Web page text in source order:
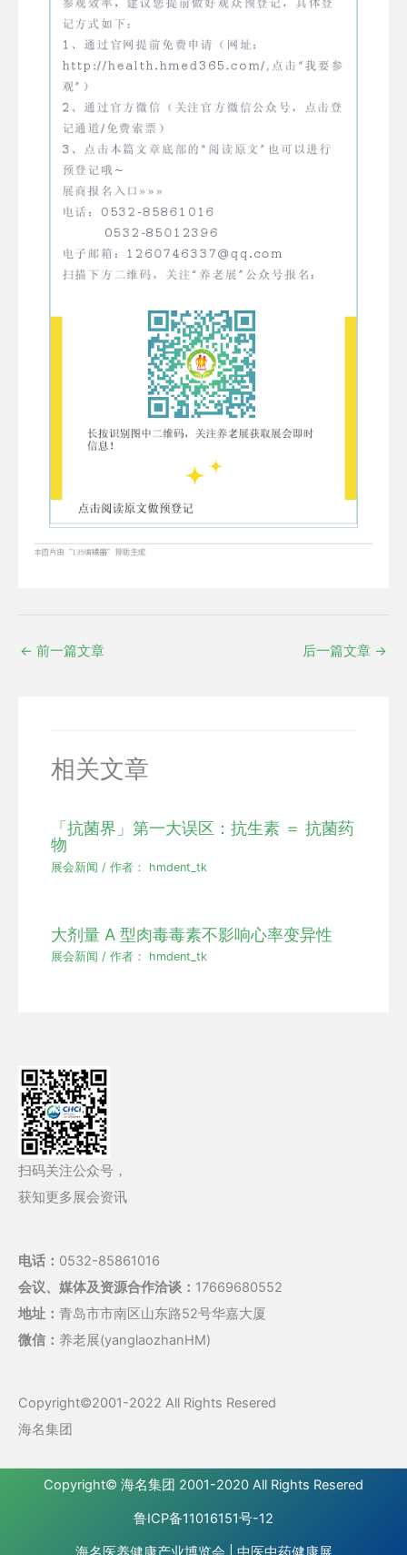
← 前一篇文章 后一篇文章 →
相关文章
「抗菌界」第一大误区：抗生素 ＝ 抗菌药
物
展会新闻 / 作者： hmdent_tk
大剂量 A 型肉毒毒素不影响心率变异性
展会新闻 / 作者： hmdent_tk
扫码关注公众号，
获知更多展会资讯
电话： 0532-85861016
会议、媒体及资源合作洽谈： 17669680552
地址： 青岛市市南区山东路52号华嘉大厦
微信： 养老展(yanglaozhanHM)
Copyright©2001-2022 All Rights Resered
海名集团
Copyright© 海名集团 2001-2020 All Rights Resered
鲁ICP备11016151号-12